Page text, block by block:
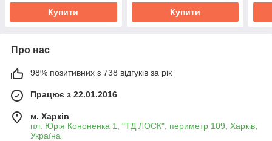
Купити Купити
Про нас
98% позитивних з 738 відгуків за рік
Працює з 22.01.2016
м. Харків
пл. Юрія Кононенка 1, "ТД ЛОСК", периметр 109, Харків,
Україна